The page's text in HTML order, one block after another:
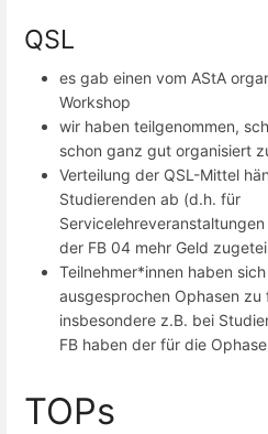
QSL
es gab einen vom AStA
Workshop
wir haben teilgenommen,
schon ganz gut organisiert
Verteilung der QSL-Mittel
Studierenden ab (d.h. für
der FB 04 mehr Geld
Teilnehmer*innen haben
ausgesprochen Ophasen zu
insbesondere z.B. bei
FB haben der für die
TOPs